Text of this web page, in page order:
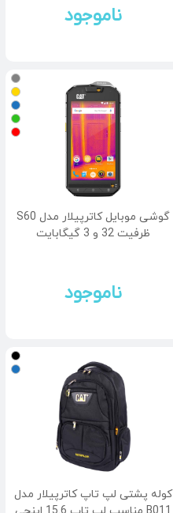
ناموجود
گوشی موبایل کاترپیلار مدل S60
ظرفیت 32 و 3 گیگابایت
ناموجود
کوله پشتی لپ تاپ کاترپیلار مدل